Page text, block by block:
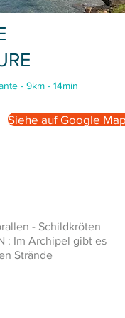
- 9km - 14min
Siehe auf Google Maps
- Schildkröten
: Im Archipel gibt es
Strände